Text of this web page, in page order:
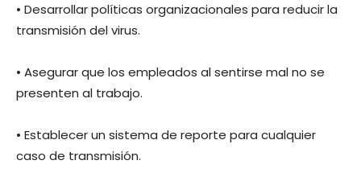
• Desarrollar políticas organizacionales para reducir la
transmisión del virus.
• Asegurar que los empleados al sentirse mal no se
presenten al trabajo.
• Establecer un sistema de reporte para cualquier
caso de transmisión.